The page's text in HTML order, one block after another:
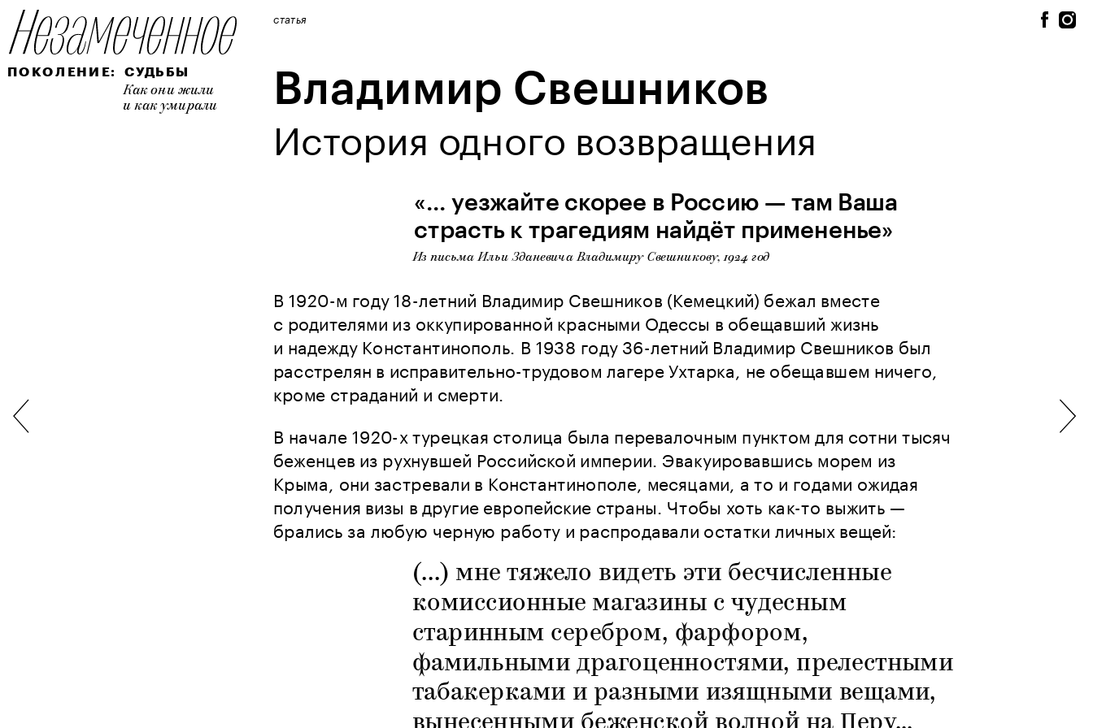
ПОКОЛЕНИЕ:
Как они жили
и как умирали
СУДЬБЫ
статья
Владимир Свешников
История одного возвращения
«… уезжайте скорее в Россию — там Ваша
страсть к трагедиям найдёт примененье»
Из письма Ильи Зданевича Владимиру Свешникову, 1924 год
В 1920-м году 18-летний Владимир Свешников (Кемецкий) бежал вместе
с родителями из оккупированной красными Одессы в обещавший жизнь
и надежду Константинополь. В 1938 году 36-летний Владимир Свешников был
расстрелян в исправительно-трудовом лагере Ухтарка, не обещавшем ничего,
кроме страданий и смерти.
В начале 1920-х турецкая столица была перевалочным пунктом для сотни тысяч
беженцев из рухнувшей Российской империи. Эвакуировавшись морем из
Крыма, они застревали в Константинополе, месяцами, а то и годами ожидая
получения визы в другие европейские страны. Чтобы хоть как-то выжить —
брались за любую черную работу и распродавали остатки личных вещей:
(...) мне тяжело видеть эти бесчисленные
комиссионные магазины с чудесным
старинным серебром, фарфором,
фамильными драгоценностями, прелестными
табакерками и разными изящными вещами,